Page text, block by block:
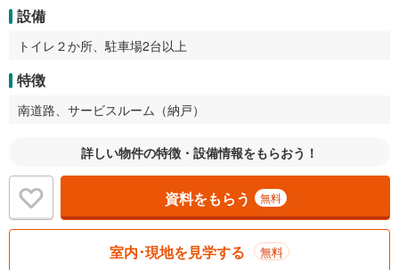
設備
トイレ２か所、駐車場2台以上
特徴
南道路、サービスルーム（納戸）
詳しい物件の特徴・設備情報をもらおう！
資料をもらう 無料
室内･現地を見学する 無料